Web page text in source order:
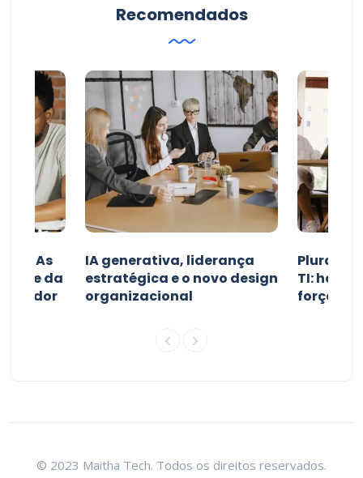
Recomendados
As
da
IA generativa, liderança
estratégica e o novo design
organizacional
TI:
força de
© 2023 Maitha Tech. Todos os direitos reservados.